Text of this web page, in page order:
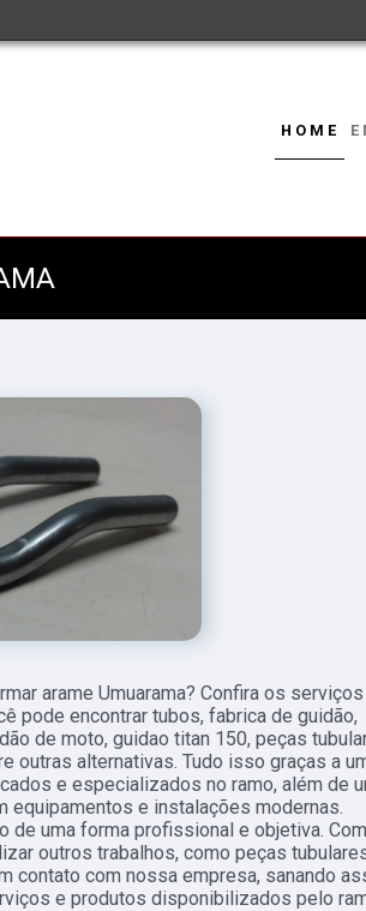
HOME
arame Umuarama? Confira os serviços
pode encontrar tubos, fabrica de guidão,
de moto, guidao titan 150, peças
outras alternativas. Tudo isso graças a
e especializados no ramo, além de
equipamentos e instalações modernas.
de uma forma profissional e objetiva. Com
outros trabalhos, como peças
contato com nossa empresa, sanando
e produtos disponibilizados pelo